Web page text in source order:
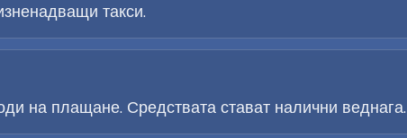
такси.
на плащане. Средствата стават налични веднага.